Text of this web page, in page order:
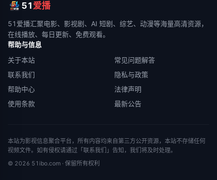
51爱播
51爱播汇聚电影、影视剧、AI 短剧、综艺、动漫等海量高清资源，
在线播放、每日更新、免费观看。
帮助与信息
关于本站
常见问题解答
联系我们
隐私与政策
帮助中心
法律声明
使用条款
最新公告
本站为影视信息聚合平台，所有内容均来自第三方公开资源，本站不存储任何
视频文件。如有侵权请通过「联系我们」告知，我们将及时处理。
© 2026 51ibo.com · 保留所有权利